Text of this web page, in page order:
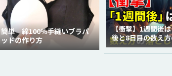
簡単 綿100％手縫いブラパ
ッドの作り方
【衝撃】1週間後
後と8日目の数え
徹底解説！